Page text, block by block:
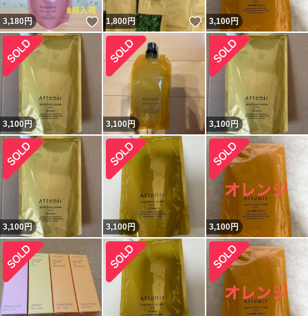
3,180円 いいね！
1,800円 いいね！
3,100円
3,100円 3,100円 3,100円
3,100円 3,100円 3,100円